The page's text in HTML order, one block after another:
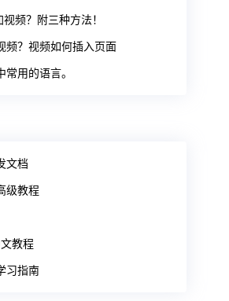
频？附三种方法！
频？视频如何插入页面
用的语言。
文档
级教程
教程
习指南